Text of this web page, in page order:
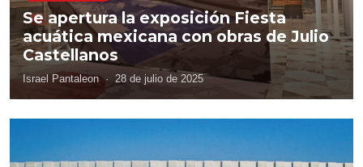
Se apertura la exposición Fiesta
acuática mexicana con obras de Julio
Castellanos
Israel Pantaleon· 28 de julio de 2025